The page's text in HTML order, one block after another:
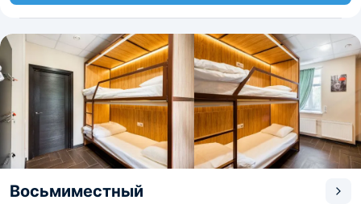
Восьмиместный